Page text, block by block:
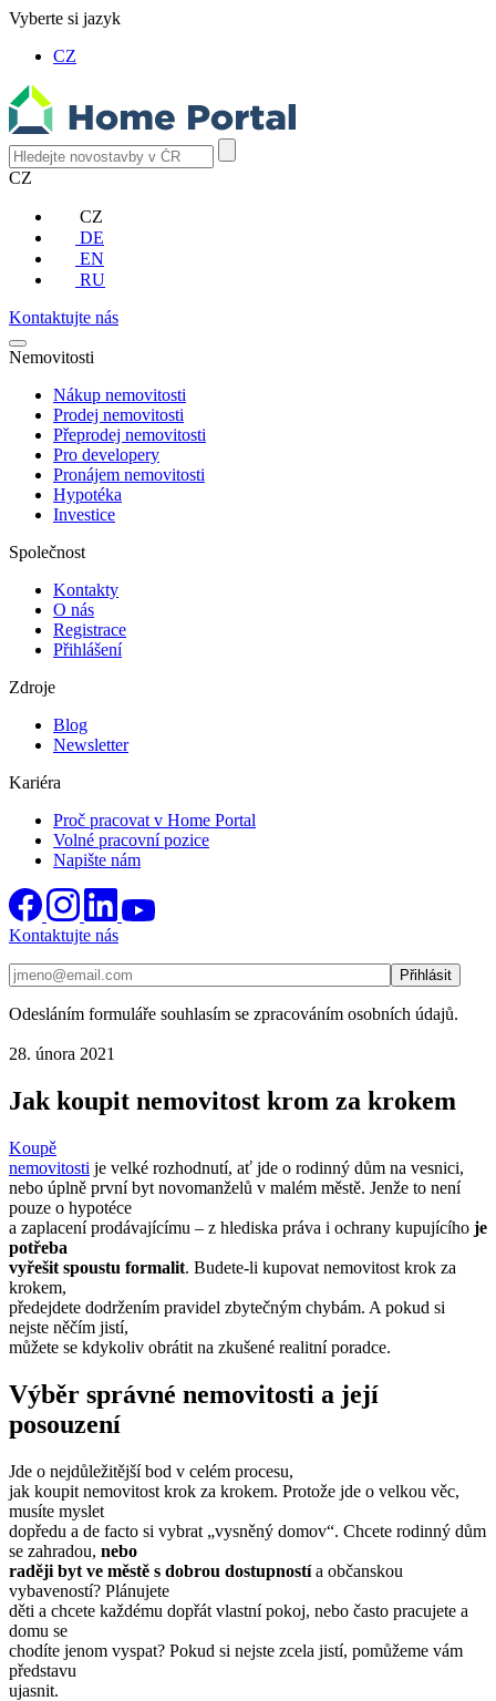
Vyberte si jazyk
CZ
CZ
CZ
DE
EN
RU
Kontaktujte nás
Nemovitosti
Nákup nemovitosti
Prodej nemovitosti
Přeprodej nemovitosti
Pro developery
Pronájem nemovitosti
Hypotéka
Investice
Společnost
Kontakty
O nás
Registrace
Přihlášení
Zdroje
Blog
Newsletter
Kariéra
Proč pracovat v Home Portal
Volné pracovní pozice
Napište nám
Kontaktujte nás
Odesláním formuláře souhlasím se zpracováním osobních údajů.
28. února 2021
Jak koupit nemovitost krom za krokem
Koupě
nemovitosti je velké rozhodnutí, ať jde o rodinný dům na vesnici,
nebo úplně první byt novomanželů v malém městě. Jenže to není
pouze o hypotéce
a zaplacení prodávajícímu – z hlediska práva i ochrany kupujícího je
potřeba
vyřešit spoustu formalit. Budete-li kupovat nemovitost krok za
krokem,
předejdete dodržením pravidel zbytečným chybám. A pokud si
nejste něčím jistí,
můžete se kdykoliv obrátit na zkušené realitní poradce.
Výběr správné nemovitosti a její
posouzení
Jde o nejdůležitější bod v celém procesu,
jak koupit nemovitost krok za krokem. Protože jde o velkou věc,
musíte myslet
dopředu a de facto si vybrat „vysněný domov“. Chcete rodinný dům
se zahradou, nebo
raději byt ve městě s dobrou dostupnostía občanskou
vybaveností? Plánujete
děti a chcete každému dopřát vlastní pokoj, nebo často pracujete a
domu se
chodíte jenom vyspat? Pokud si nejste zcela jistí, pomůžeme vám
představu
ujasnit.